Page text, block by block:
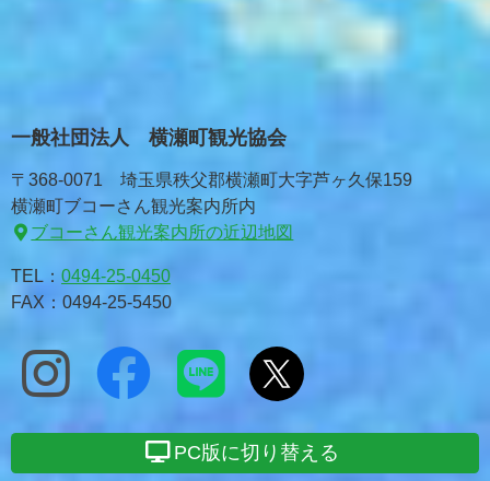
一般社団法人 横瀬町観光協会
〒368-0071 埼玉県秩父郡横瀬町大字芦ヶ久保159
横瀬町ブコーさん観光案内所内
ブコーさん観光案内所の近辺地図
TEL： 0494-25-0450
FAX：0494-25-5450
PC版に切り替える